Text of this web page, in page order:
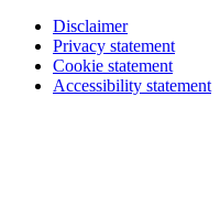
Disclaimer
Privacy statement
Cookie statement
Accessibility statement